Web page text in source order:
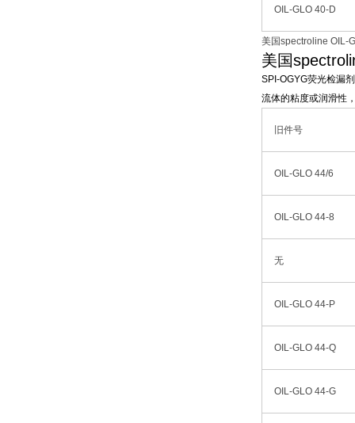
OIL-GLO 40-D
美国spectroline OIL-
美国
SPI-OGYG荧光检漏
流体的粘度或润滑性
旧件号
OIL-GLO 44/6
OIL-GLO 44-8
无
OIL-GLO 44-P
OIL-GLO 44-Q
OIL-GLO 44-G